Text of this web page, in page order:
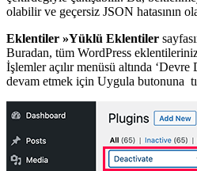
olabilir ve geçersiz JSON hatasının
Eklentiler »Yüklü Eklentiler
Buradan, tüm WordPress
İşlemler açılır menüsü altında ‘Devre
devam etmek için Uygula butonuna